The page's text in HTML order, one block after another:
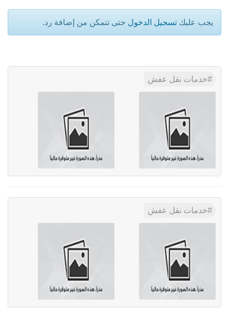
يجب عليك تسجيل الدخول حتى تتمكن من إضافة رد.
خدمات نقل عفش
خدمات نقل عفش